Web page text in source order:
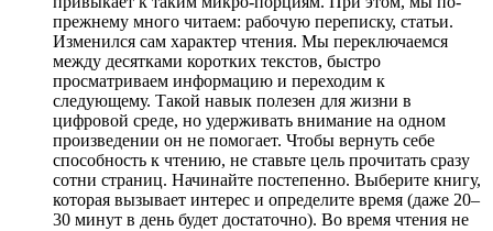
прежнему много читаем: рабочую переписку, статьи.
Изменился сам характер чтения. Мы переключаемся
между десятками коротких текстов, быстро
просматриваем информацию и переходим к
следующему. Такой навык полезен для жизни в
цифровой среде, но удерживать внимание на одном
произведении он не помогает. Чтобы вернуть себе
способность к чтению, не ставьте цель прочитать сразу
сотни страниц. Начинайте постепенно. Выберите книгу,
которая вызывает интерес и определите время (даже 20–
30 минут в день будет достаточно). Во время чтения не